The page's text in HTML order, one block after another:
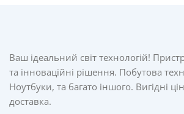
Ваш ідеальний світ технологій!
та інноваційні рішення. Побутова
Ноутбуки, та багато іншого. Вигідні
доставка.